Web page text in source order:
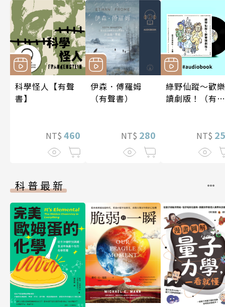
科學怪人【有聲
書】
NT$ 460
伊森．傅羅姆
（有聲書）
NT$ 280
綠野仙蹤～歡樂
讀劇版！（有聲
NT$
科普最新